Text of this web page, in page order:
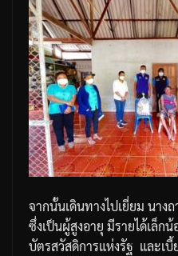
จากนั้นเดินทางไปเยี่ยม นางถ
ซึ่งเป็นผู้สูงอายุ มีรายได้เล็กน้
บัตรสวัสดิการแห่งรัฐ และเ